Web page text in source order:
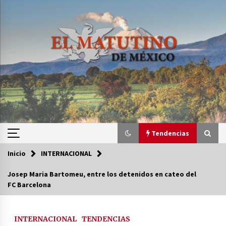
Tendencias
Tendencias
Inicio INTERNACIONAL
Josep Maria Bartomeu, entre los detenidos en cateo del
FC Barcelona
INTERNACIONAL TENDENCIAS